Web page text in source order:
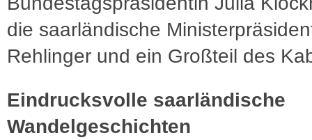
die saarländische
Rehlinger und ein Großteil des
Eindrucksvolle saarländische
Wandelgeschichten